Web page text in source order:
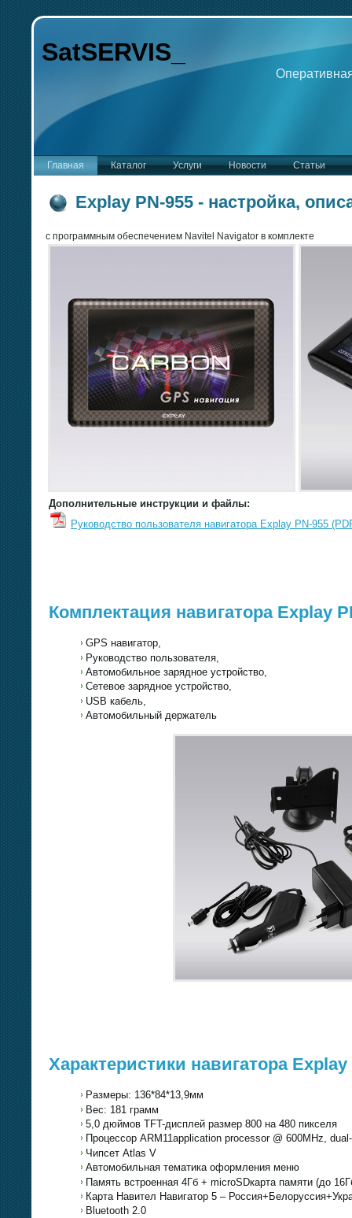
SatSERVIS_
Главная Каталог Услуги Новости Статьи
Explay PN-955 - настройка,
c программным обеспечением Navitel Navigator в комплекте
Дополнительные инструкции и файлы:
Руководство пользователя навигатора Explay PN-955
Комплектация навигатора Explay
GPS навигатор,
Руководство пользователя,
Автомобильное зарядное устройство,
Сетевое зарядное устройство,
USB кабель,
Автомобильный держатель
Характеристики навигатора Explay
Размеры: 136*84*13,9мм
Вес: 181 грамм
5,0 дюймов TFT-дисплей размер 800 на 480 пикселя
Процессор ARM11application processor @ 600MHz,
Чипсет Atlas V
Автомобильная тематика оформления меню
Память встроенная 4Гб + microSDкарта памяти (до
Карта Навител Навигатор 5 –
Bluetooth 2.0